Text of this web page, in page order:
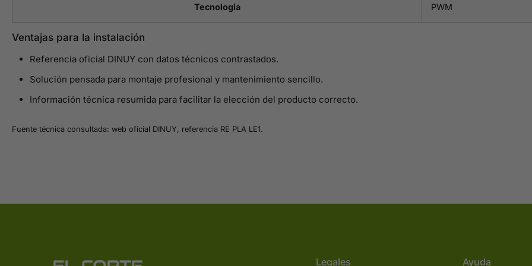
Tecnologia PWM
Ventajas para la instalación
Referencia oficial DINUY con datos técnicos contrastados.
Solución pensada para montaje profesional y mantenimiento sencillo.
Información técnica resumida para facilitar la elección del producto correcto.
Fuente técnica consultada: web oficial DINUY, referencia RE PLA LE1.
Legales Ayuda